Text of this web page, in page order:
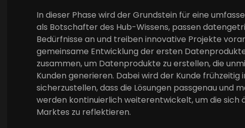
In dieser Phase wird der Grundstein für eine
als Botschafter des Hub-Wissens, passen
Bedürfnisse an und treiben innovative Projekte
gemeinsame Entwicklung der ersten
zusammen, um Datenprodukte zu erstellen, die
Kunden generieren. Dabei wird der Kunde
sicherzustellen, dass die Lösungen passgenau und
werden kontinuierlich weiterentwickelt, um die sich
Marktes zu reflektieren.